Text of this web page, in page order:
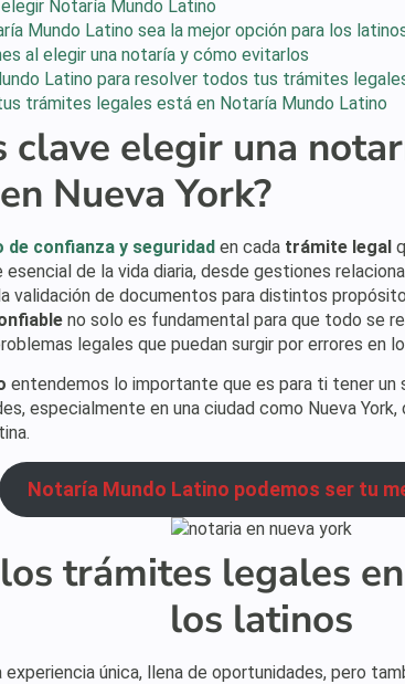
Notaría Mundo Latino
Mundo Latino sea la mejor opción para los
al elegir una notaría y cómo evitarlos
Latino para resolver todos tus trámites
trámites legales está en Notaría Mundo Latino
clave elegir una
Nueva York?
de confianza y seguridad en cada trámite legal
de la vida diaria, desde gestiones
validación de documentos para distintos
no solo es fundamental para que todo se
legales que puedan surgir por errores en
entendemos lo importante que es para ti tener un
especialmente en una ciudad como Nueva
Notaría Mundo Latino podemos ser tu
trámites legales
los latinos
experiencia única, llena de oportunidades, pero